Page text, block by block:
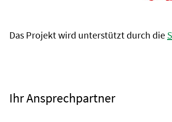
Das Projekt wird unterstützt durch die
Ihr Ansprechpartner